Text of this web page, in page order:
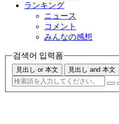
ランキング
ニュース
コメント
みんなの感想
검색어 입력폼
見出し or 本文 見出し and 本文